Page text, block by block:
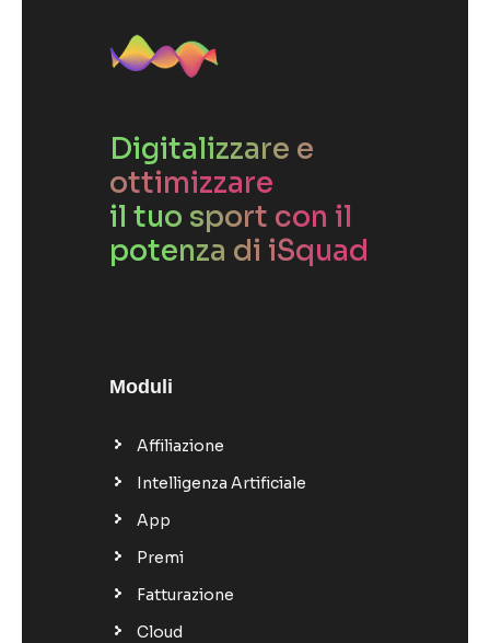
Digitalizzare e
ottimizzare
il tuo sport con il
potenza di iSquad
Moduli
Affiliazione
Intelligenza Artificiale
App
Premi
Fatturazione
Cloud